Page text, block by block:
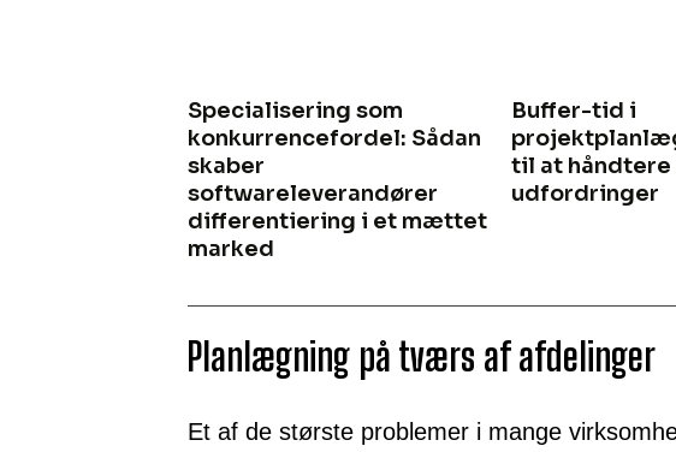
Specialisering som
konkurrencefordel: Sådan
skaber
softwareleverandører
differentiering i et mættet
marked
Buffer-tid i
til at
udfordringer
Planlægning på tværs af afdelinger
Et af de største problemer i mange